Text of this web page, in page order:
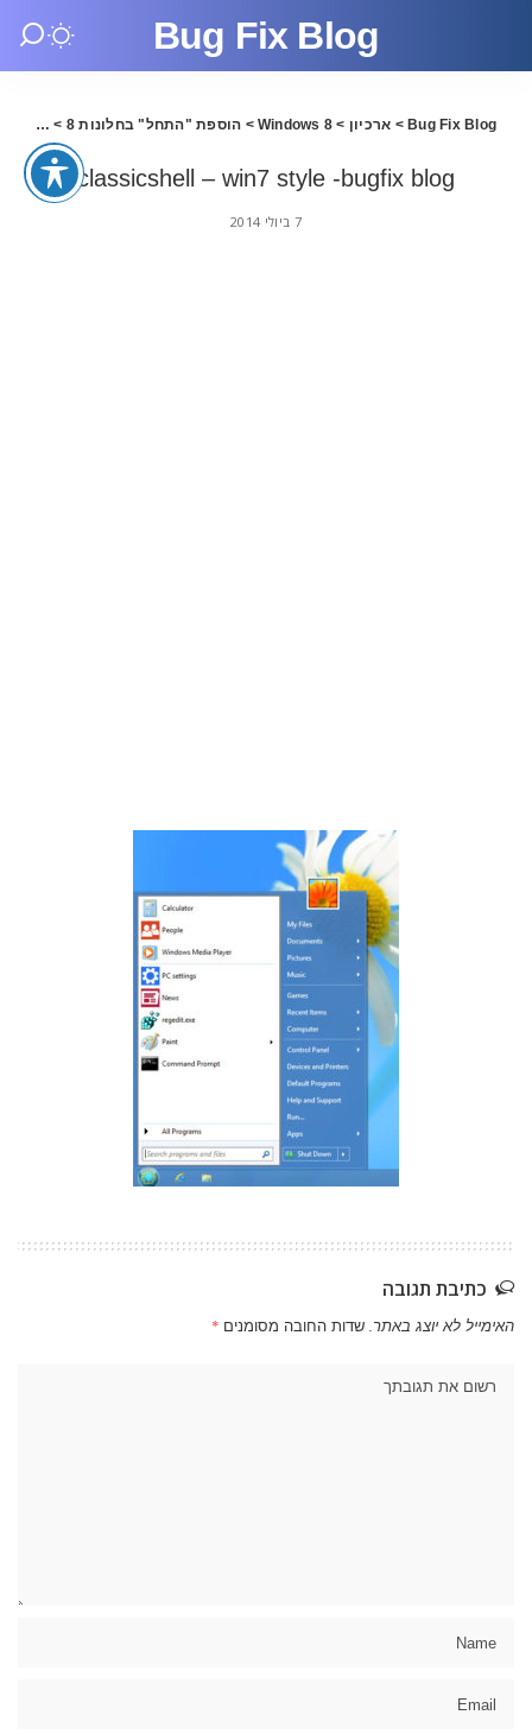
Bug Fix Blog
Bug Fix Blog
> ארכיון >
Windows 8
> הוספת "התחל" בחלונות 8 >
blog
classicshell – win7 style -bugfix blog
7 ביולי 2014
כתיבת תגובה
האימייל לא יוצג באתר. שדות החובה מסומנים *